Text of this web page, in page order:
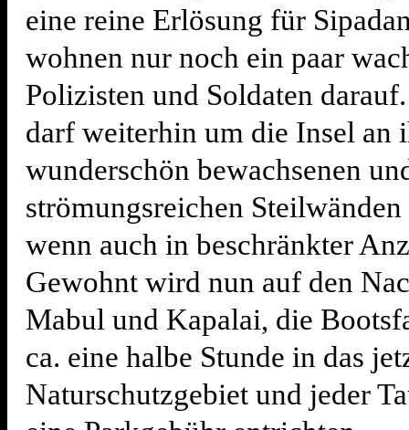
eine reine Erlösung für
wohnen nur noch ein paar
Polizisten und Soldaten
darf weiterhin um die Insel an
wunderschön bewachsenen
strömungsreichen Steilwänden
wenn auch in beschränkter
Gewohnt wird nun auf den
Mabul und Kapalai, die
ca. eine halbe Stunde in das
Naturschutzgebiet und jeder